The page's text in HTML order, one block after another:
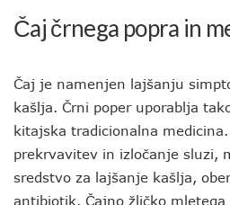
Čaj črnega popra in
Čaj je namenjen lajšanju
kašlja. Črni poper uporablja
kitajska tradicionalna
prekrvavitev in izločanje sluzi,
sredstvo za lajšanje kašlja,
antibiotik. Čajno žličko mletega